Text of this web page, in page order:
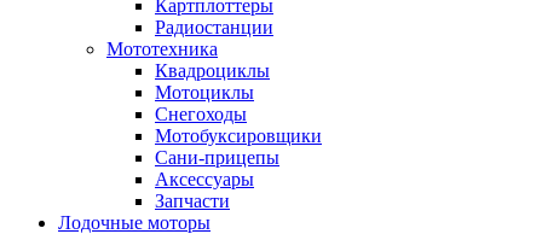
Картплоттеры
Радиостанции
Мототехника
Квадроциклы
Мотоциклы
Снегоходы
Мотобуксировщики
Сани-прицепы
Аксессуары
Запчасти
Лодочные моторы